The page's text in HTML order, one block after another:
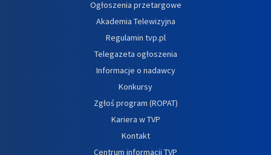
Ogłoszenia przetargowe
Akademia Telewizyjna
Regulamin tvp.pl
Telegazeta ogłoszenia
Informacje o nadawcy
Konkursy
Zgłoś program (ROPAT)
Kariera w TVP
Kontakt
Centrum informacji TVP